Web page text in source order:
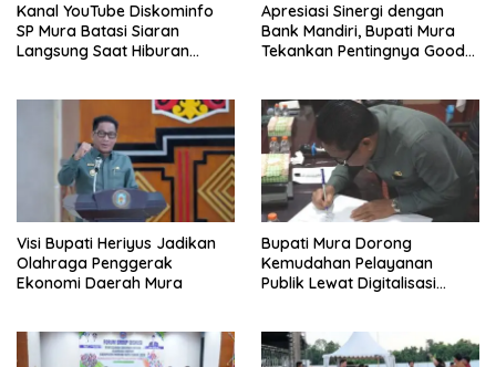
Kanal YouTube Diskominfo
SP Mura Batasi Siaran
Langsung Saat Hiburan
Apresiasi Sinergi dengan
Bank Mandiri, Bupati Mura
Tekankan Pentingnya Good
Visi Bupati Heriyus Jadikan
Olahraga Penggerak
Ekonomi Daerah Mura
Bupati Mura Dorong
Kemudahan Pelayanan
Publik Lewat Digitalisasi